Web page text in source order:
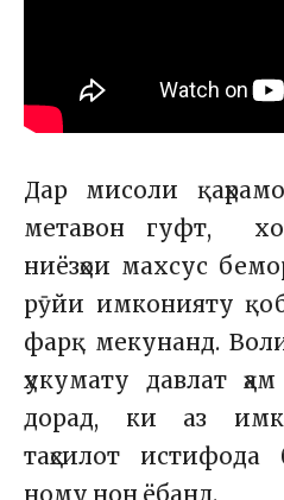
Дар мисоли
метавон гуфт,
ниёзҳои махсус
рӯйи имконияту
фарқ мекунанд.
ҳукумату давлат
дорад, ки аз
таҳсилот